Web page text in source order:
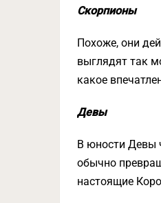
Скорпионы
Похоже, они
выглядят так
какое
Девы
В юности Девы
обычно
настоящие